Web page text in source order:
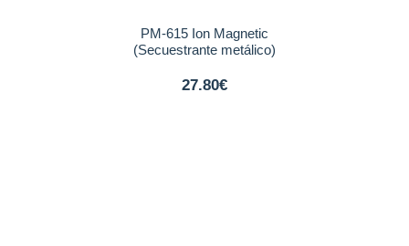
PM-615 Ion Magnetic
(Secuestrante metálico)
27.80€